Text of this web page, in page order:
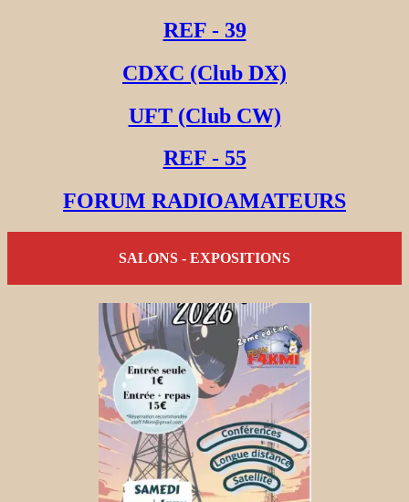
REF - 39
CDXC (Club DX)
UFT (Club CW)
REF - 55
FORUM RADIOAMATEURS
SALONS - EXPOSITIONS